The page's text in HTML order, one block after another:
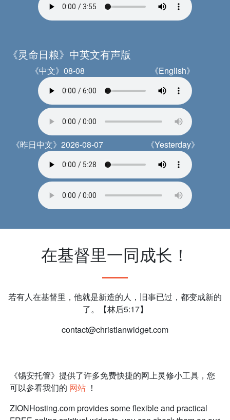
《灵命日粮》中英文有声版
《中文》08-08 《English》
《昨日中文》2026-08-07 《Yesterday》
在基督里一同成长！
若有人在基督里，他就是新造的人，旧事已过，都变成新的
了。【林后5:17】
contact@christianwidget.com
《锡安托管》提供了许多免费快捷的网上灵修小工具，您
可以参看我们的 网站 ！
ZIONHosting.com provides some flexible and practical